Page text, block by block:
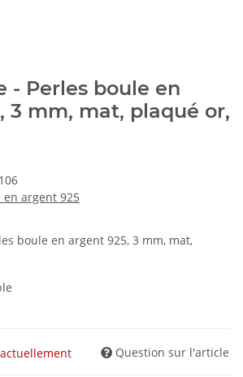
- Perles boule en
3 mm, mat, plaqué or,
en argent 925
boule en argent 925, 3 mm, mat,
Question sur l'article